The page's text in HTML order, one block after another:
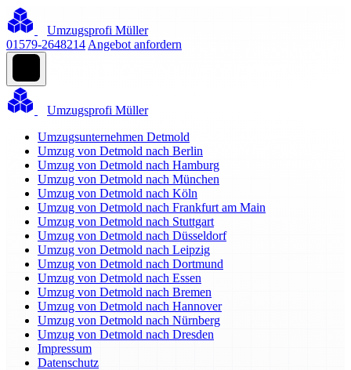
Umzugsprofi Müller
01579-2648214 Angebot anfordern
Umzugsprofi Müller
Umzugsunternehmen Detmold
Umzug von Detmold nach Berlin
Umzug von Detmold nach Hamburg
Umzug von Detmold nach München
Umzug von Detmold nach Köln
Umzug von Detmold nach Frankfurt am Main
Umzug von Detmold nach Stuttgart
Umzug von Detmold nach Düsseldorf
Umzug von Detmold nach Leipzig
Umzug von Detmold nach Dortmund
Umzug von Detmold nach Essen
Umzug von Detmold nach Bremen
Umzug von Detmold nach Hannover
Umzug von Detmold nach Nürnberg
Umzug von Detmold nach Dresden
Impressum
Datenschutz